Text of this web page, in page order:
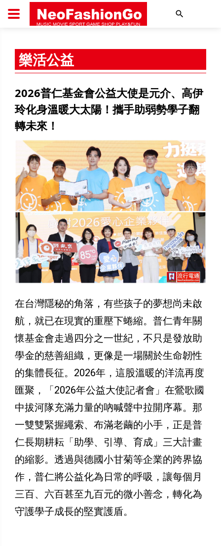
搜尋
樂活公益
2026普仁基金會公益大使是元介、高伊
玲化身溫暖大太陽！攜手助弱勢學子翻
轉未來！
​在台灣隱秘的角落，有些孩子的夢想尚未啟
航，就已在現實的重壓下蜷縮。普仁青年關
懷基金會走過四分之一世紀，不只是發放助
學金的慈善組織，更像是一場關於生命韌性
的集體長征。2026年，這股溫暖的洋流再度
匯聚，「2026年公益大使記者會」在鶯歌國
中拔河隊充滿力量的吶喊聲中拉開序幕。那
一雙雙緊握繩索、布滿老繭的小手，正是普
仁長期耕耘「助學、引導、育成」三大計畫
的縮影。透過與德國小甘菊等企業的跨界協
作，普仁將公益化為日常的呼吸，讓每個月
三百、六百甚至九百元的微小善念，轉化為
守護學子成長的堅實護盾。